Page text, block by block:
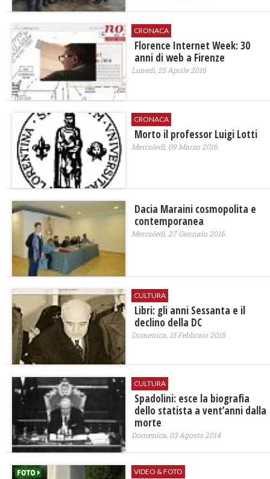
CRONACA
Florence Internet Week: 30
anni di web a Firenze
Lunedì, 25 Aprile 2016
CRONACA
Morto il professor Luigi Lotti
Mercoledì, 09 Marzo 2016
Dacia Maraini cosmopolita e
contemporanea
Mercoledì, 27 Gennaio 2016
CULTURA
Libri: gli anni Sessanta e il
declino della DC
Domenica, 15 Febbraio 2015
CULTURA
Spadolini: esce la biografia
dello statista a vent’anni dalla
morte
Domenica, 03 Agosto 2014
VIDEO & FOTO